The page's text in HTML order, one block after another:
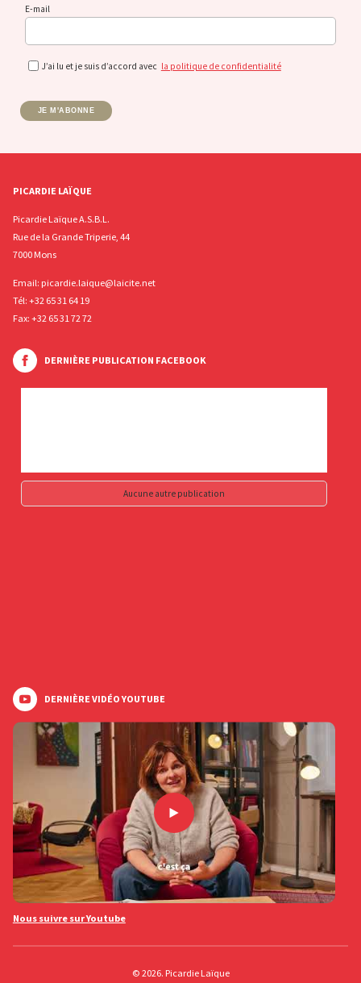
E-mail
J’ai lu et je suis d’accord avec la politique de confidentialité
JE M'ABONNE
PICARDIE LAÏQUE
Picardie Laïque A.S.B.L.
Rue de la Grande Triperie, 44
7000 Mons
Email: picardie.laique@laicite.net
Tél: +32 65 31 64 19
Fax: +32 65 31 72 72
DERNIÈRE PUBLICATION FACEBOOK
Aucune autre publication
DERNIÈRE VIDÉO YOUTUBE
Nous suivre sur Youtube
© 2026. Picardie Laïque